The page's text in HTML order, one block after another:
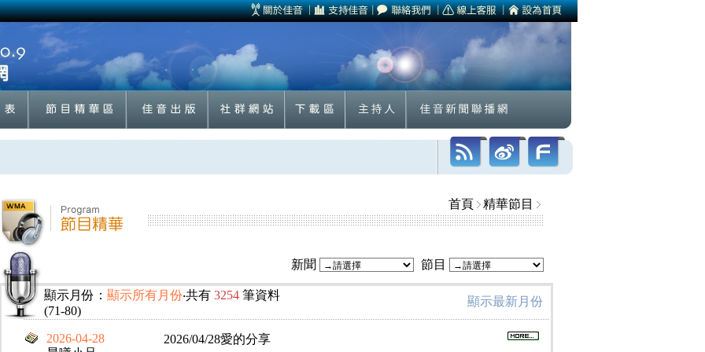
首頁 精華節目
新聞 節目
顯示月份： 顯示所有月份‧共有 3254筆資料
(71-80)
顯示最新月份
2026-04-28
2026/04/28愛的分享